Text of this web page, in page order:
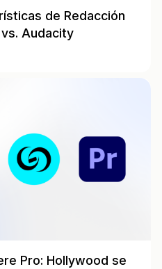
de Redacción
Audacity
Pro: Hollywood se